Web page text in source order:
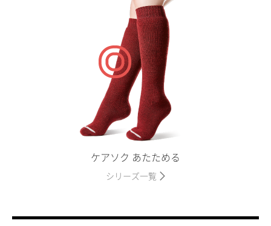
ケアソク あたためる
シリーズ一覧